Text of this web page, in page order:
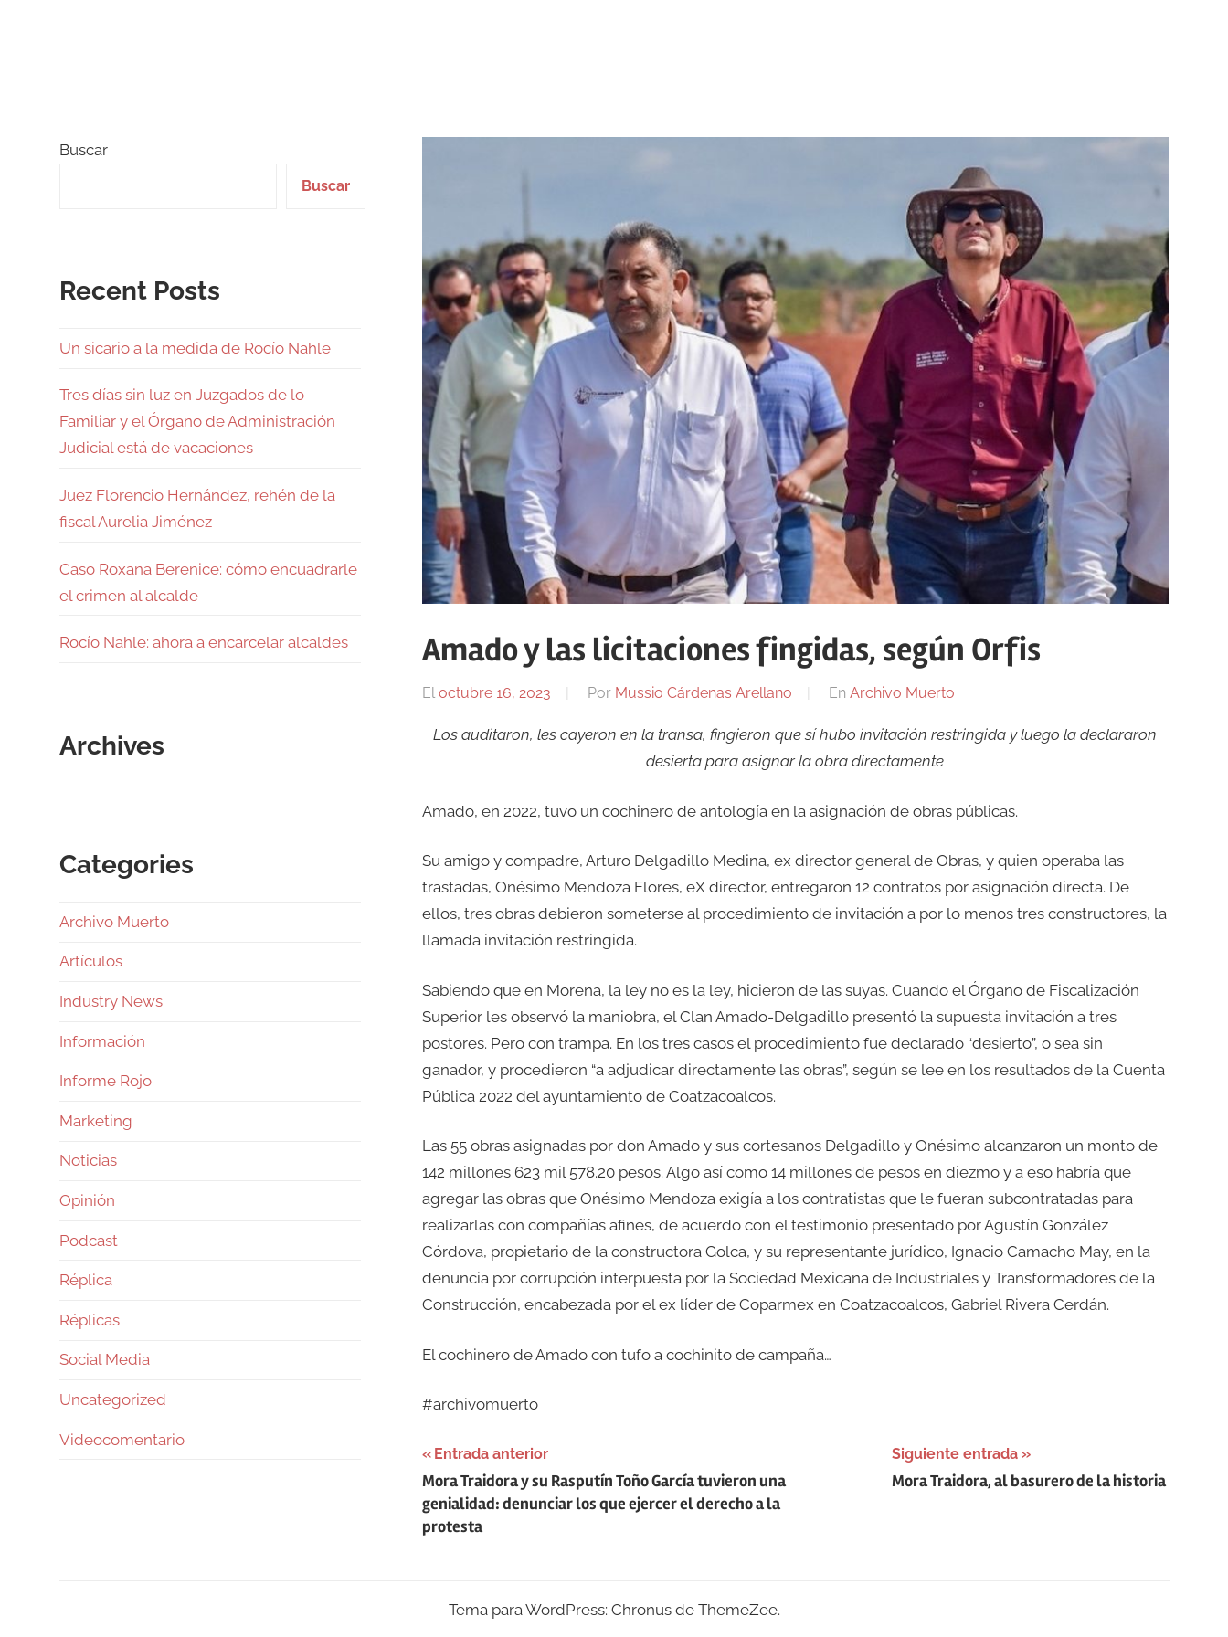
Amado y las licitaciones fingidas, según Orfis
Eloctubre 16, 2023 Por Mussio Cárdenas Arellano En Archivo Muerto
Los auditaron, les cayeron en la transa, fingieron que sí hubo invitación restringida y luego la declararon
desierta para asignar la obra directamente
Amado, en 2022, tuvo un cochinero de antología en la asignación de obras públicas.
Su amigo y compadre, Arturo Delgadillo Medina, ex director general de Obras, y quien operaba las
trastadas, Onésimo Mendoza Flores, eX director, entregaron 12 contratos por asignación directa. De
ellos, tres obras debieron someterse al procedimiento de invitación a por lo menos tres constructores, la
llamada invitación restringida.
Sabiendo que en Morena, la ley no es la ley, hicieron de las suyas. Cuando el Órgano de Fiscalización
Superior les observó la maniobra, el Clan Amado-Delgadillo presentó la supuesta invitación a tres
postores. Pero con trampa. En los tres casos el procedimiento fue declarado “desierto”, o sea sin
ganador, y procedieron “a adjudicar directamente las obras”, según se lee en los resultados de la Cuenta
Pública 2022 del ayuntamiento de Coatzacoalcos.
Las 55 obras asignadas por don Amado y sus cortesanos Delgadillo y Onésimo alcanzaron un monto de
142 millones 623 mil 578.20 pesos. Algo así como 14 millones de pesos en diezmo y a eso habría que
agregar las obras que Onésimo Mendoza exigía a los contratistas que le fueran subcontratadas para
realizarlas con compañías afines, de acuerdo con el testimonio presentado por Agustín González
Córdova, propietario de la constructora Golca, y su representante jurídico, Ignacio Camacho May, en la
denuncia por corrupción interpuesta por la Sociedad Mexicana de Industriales y Transformadores de la
Construcción, encabezada por el ex líder de Coparmex en Coatzacoalcos, Gabriel Rivera Cerdán.
El cochinero de Amado con tufo a cochinito de campaña…
#archivomuerto
Navegación
de
entradas
Entrada anterior
Mora Traidora y su Rasputín Toño García tuvieron una
genialidad: denunciar los que ejercer el derecho a la
protesta
Siguiente entrada
Mora Traidora, al basurero de la historia
Buscar
Buscar
Recent Posts
Un sicario a la medida de Rocío Nahle
Tres días sin luz en Juzgados de lo
Familiar y el Órgano de Administración
Judicial está de vacaciones
Juez Florencio Hernández, rehén de la
fiscal Aurelia Jiménez
Caso Roxana Berenice: cómo encuadrarle
el crimen al alcalde
Rocío Nahle: ahora a encarcelar alcaldes
Archives
Categories
Archivo Muerto
Artículos
Industry News
Información
Informe Rojo
Marketing
Noticias
Opinión
Podcast
Réplica
Réplicas
Social Media
Uncategorized
Videocomentario
Tema para WordPress: Chronus de ThemeZee.